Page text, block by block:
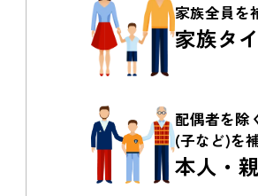
家族全員を
家族タ
配偶者を除
(子など)を
本人・